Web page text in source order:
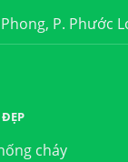
P. Phước
cháy